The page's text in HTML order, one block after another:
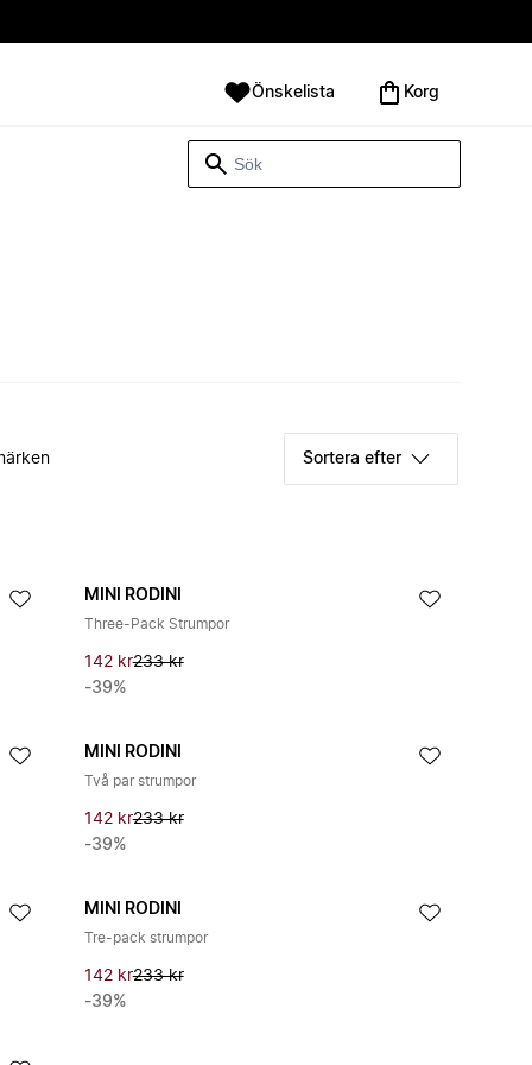
Önskelista Korg
Sortera efter
MINI RODINI
Three-Pack Strumpor
142 kr233 kr
-39%
MINI RODINI
Två par strumpor
142 kr233 kr
-39%
MINI RODINI
Tre-pack strumpor
142 kr233 kr
-39%